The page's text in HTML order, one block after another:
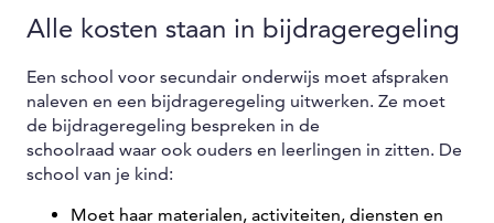
Alle kosten staan in bijdrageregeling
Een school voor secundair onderwijs moet afspraken
naleven en een bijdrageregeling uitwerken. Ze moet
de bijdrageregeling bespreken in de
schoolraad waar ook ouders en leerlingen in zitten. De
school van je kind:
Moet haar materialen, activiteiten, diensten en